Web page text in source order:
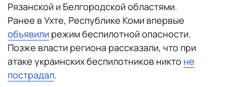
Рязанской и Белгородской областями.
Ранее в Ухте, Республике Коми впервые
объявили режим беспилотной опасности.
Позже власти региона рассказали, что при
атаке украинских беспилотников никто не
пострадал.